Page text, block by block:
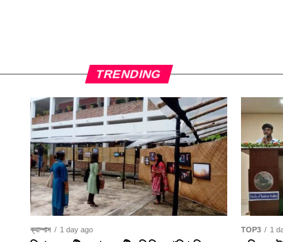
TRENDING
ক্যাম্পাস 1 day ago TOP3 1